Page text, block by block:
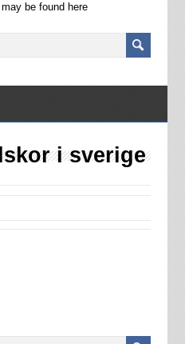
be found here
i sverige